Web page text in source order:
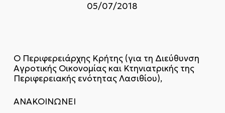
05/07/2018
Ο Περιφερειάρχης Κρήτης (για τη Διεύθυνση
Αγροτικής Οικονομίας και Κτηνιατρικής της
Περιφερειακής ενότητας Λασιθίου),
ΑΝΑΚΟΙΝΩΝΕΙ